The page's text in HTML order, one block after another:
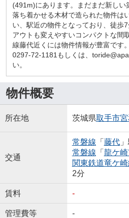
(491m)にあります。まだまだ新しい
落ち着かせる木材で造られた物件は
い、駅近の物件となっており、徒歩
アウトも変えやすいコンパクトな間
線藤代近くには物件情報が豊富です
0297-72-1181もしくは、
い。
物件概要
所在地 茨城県取手市宮
交通
常磐線 「 藤代
常磐線 「 龍ケ
関東鉄道竜ケ
2分
賃料 -
管理費等 -